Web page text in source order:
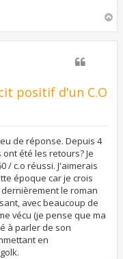
u
positif d'un C.O
de réponse. Depuis 4
été les retours? Je
/ c.o réussi. J'aimerais
époque car je crois
le roman
avec beaucoup de
vécu (je pense que ma
à parler de son
en